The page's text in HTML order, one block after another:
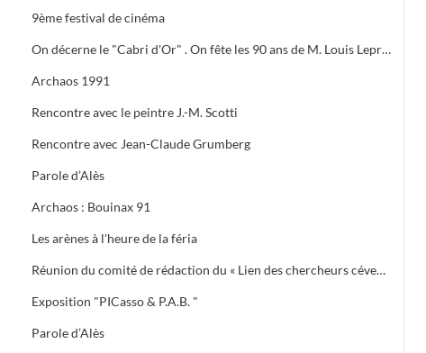
9ème festival de cinéma
On décerne le "Cabri d'Or" . On fête les 90 ans de M. Louis Leprince-Ringuet
Archaos 1991
Rencontre avec le peintre J.-M. Scotti
Rencontre avec Jean-Claude Grumberg
Parole d’Alès
Archaos : Bouinax 91
Les arènes à l'heure de la féria
Réunion du comité de rédaction du « Lien des chercheurs cévenols »
Exposition "PICasso & P.A.B. "
Parole d’Alès